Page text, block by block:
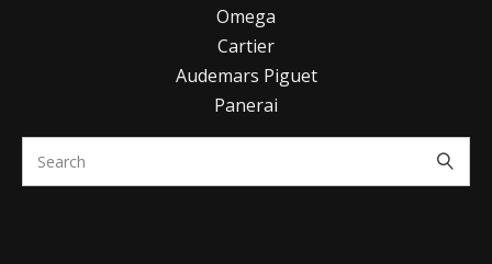
Omega
Cartier
Audemars Piguet
Panerai